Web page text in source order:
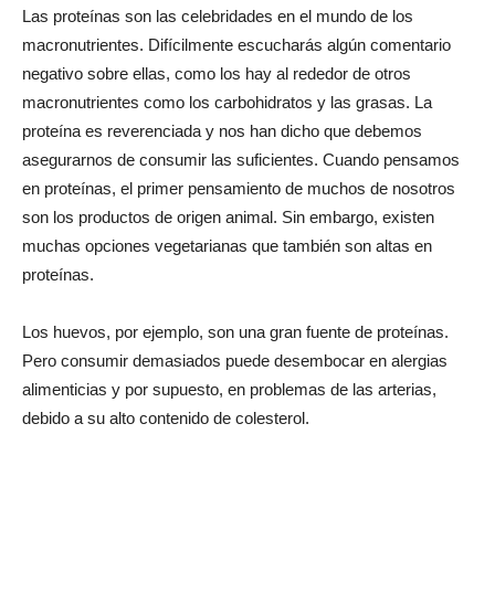
Las proteínas son las celebridades en el mundo de los
macronutrientes. Difícilmente escucharás algún comentario
negativo sobre ellas, como los hay al rededor de otros
macronutrientes como los carbohidratos y las grasas. La
proteína es reverenciada y nos han dicho que debemos
asegurarnos de consumir las suficientes. Cuando pensamos
en proteínas, el primer pensamiento de muchos de nosotros
son los productos de origen animal. Sin embargo, existen
muchas opciones vegetarianas que también son altas en
proteínas.
Los huevos, por ejemplo, son una gran fuente de proteínas.
Pero consumir demasiados puede desembocar en alergias
alimenticias y por supuesto, en problemas de las arterias,
debido a su alto contenido de colesterol.